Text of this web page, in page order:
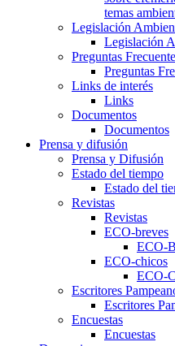
temas
Legislación
Legislación
Preguntas
Preguntas
Links de interés
Links
Documentos
Documentos
Prensa y difusión
Prensa y Difusión
Estado del tiempo
Estado del
Revistas
Revistas
ECO-breves
ECO-
ECO-chicos
ECO-
Escritores
Escritores
Encuestas
Encuestas